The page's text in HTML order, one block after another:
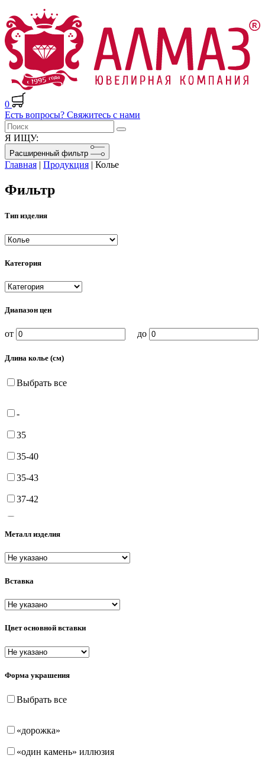
0
Есть вопросы? Свяжитесь с нами
Я ИЩУ:
Расширенный фильтр
Главная | Продукция | Колье
Фильтр
Тип изделия
Категория
Диапазон цен
от до
Длина колье (см)
Выбрать все
-
35
35-40
35-43
37-42
39
40
40-43
40-45
40-45-50
42
42-46
Металл изделия
Вставка
Цвет основной вставки
Форма украшения
Выбрать все
«дорожка»
«один камень» иллюзия